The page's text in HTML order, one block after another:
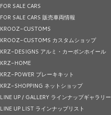
FOR SALE CARS
FOR SALE CARS 販売車両情報
KROOZ-CUSTOMS
KROOZ-CUSTOMS カスタムショップ
KRZ-DESIGNS アルミ・カーボンホイール
KRZ-HOME
KRZ-POWER ブレーキキット
KRZ-SHOPPING ネットショップ
LINE UP / GALLERY ラインナップギャラリー
LINE UP LIST ラインナップリスト